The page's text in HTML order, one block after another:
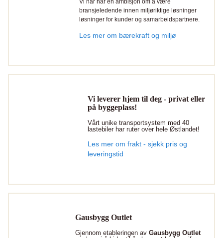
Vi har har en ambisjon om å være
bransjeledende innen miljøriktige løsninger
løsninger for kunder og samarbeidspartnere.
Les mer om bærekraft og miljø
Vi leverer hjem til deg - privat eller
på byggeplass!
Vårt unike transportsystem med 40
lastebiler har ruter over hele Østlandet!
Les mer om frakt - sjekk pris og
leveringstid
Gausbygg Outlet
Gjennom etableringen avGausbygg Outlet